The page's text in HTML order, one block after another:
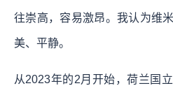
往崇高，容易激昂。我认为维
美、平静。
从2023年的2月开始，荷兰国